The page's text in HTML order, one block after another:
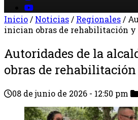
Inicio/ Noticias/ Regionales/
inician obras de rehabilitación
Autoridades de la
obras de
08 de junio de 2026 - 12:50 pm